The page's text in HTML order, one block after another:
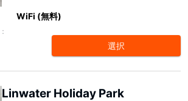
WiFi (無料)
選択
Linwater Holiday Park